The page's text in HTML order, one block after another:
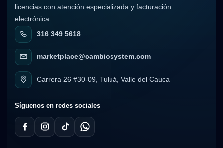
licencias con atención especializada y facturación
electrónica.
316 349 5618
marketplace@cambiosystem.com
Carrera 26 #30-09, Tuluá, Valle del Cauca
Síguenos en redes sociales